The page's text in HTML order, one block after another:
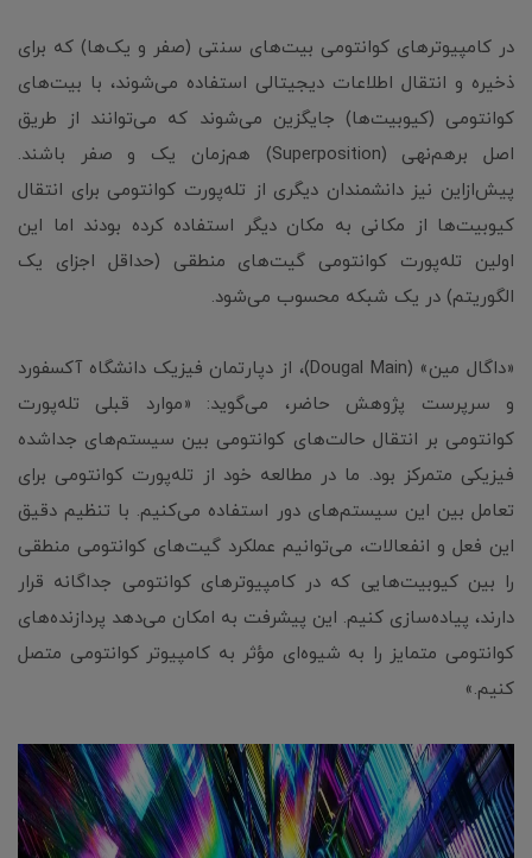
در کامپیوترهای کوانتومی بیت‌های سنتی (صفر و یک‌ها) که برای
ذخیره و انتقال اطلاعات دیجیتالی استفاده می‌شوند، با بیت‌های
کوانتومی (کیوبیت‌ها) جایگزین می‌شوند که می‌توانند از طریق
اصل برهم‌نهی (Superposition) هم‌زمان یک و صفر باشند.
پیش‌ازاین نیز دانشمندان دیگری از تله‌پورت کوانتومی برای انتقال
کیوبیت‌ها از مکانی به مکان دیگر استفاده کرده بودند اما این
اولین تله‌پورت کوانتومی گیت‌های منطقی (حداقل اجزای یک
الگوریتم) در یک شبکه محسوب می‌شود.
«داگال مین» (Dougal Main)، از دپارتمان فیزیک دانشگاه آکسفورد
و سرپرست پژوهش حاضر، می‌گوید: «موارد قبلی تله‌پورت
کوانتومی بر انتقال حالت‌های کوانتومی بین سیستم‌های جداشده
فیزیکی متمرکز بود. ما در مطالعه خود از تله‌پورت کوانتومی برای
تعامل بین این سیستم‌های دور استفاده می‌کنیم. با تنظیم دقیق
این فعل و انفعالات، می‌توانیم عملکرد گیت‌های کوانتومی منطقی
را بین کیوبیت‌هایی که در کامپیوترهای کوانتومی جداگانه قرار
دارند، پیاده‌سازی کنیم. این پیشرفت به امکان می‌دهد پردازنده‌های
کوانتومی متمایز را به شیوه‌ای مؤثر به کامپیوتر کوانتومی متصل
کنیم.»